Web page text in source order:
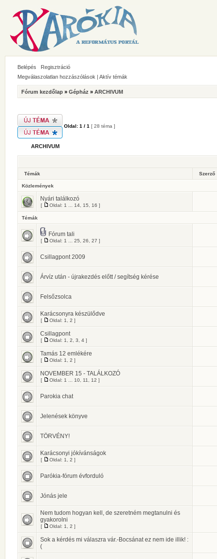
Belépés
Regisztráció
Megválaszolatlan hozzászólások | Aktív témák
Fórum kezdőlap » Gépház » ARCHIVUM
Oldal: 1 / 1 [ 28 téma ]
ARCHIVUM
Témák Szerző
Közlemények
Nyári találkozó
[ Oldal: 1 14 15 16 ]
Témák
Fórum tali
[ Oldal: 1 25 26 27 ]
Csillagpont 2009
Árvíz után - újrakezdés előtt / segítség kérése
Felsőzsolca
Karácsonyra készülődve
[ Oldal: 1 2 ]
Csillagpont
[ Oldal: 1 2 3 4 ]
Tamás 12 emlékére
[ Oldal: 1 2 ]
NOVEMBER 15 - TALÁLKOZÓ
[ Oldal: 1 10 11 12 ]
Parokia chat
Jelenések könyve
TÖRVÉNY!
Karácsonyi jókívánságok
[ Oldal: 1 2 ]
Parókia-fórum évforduló
Jónás jele
Nem tudom hogyan kell, de szeretném megtanulni és
gyakorolni
[ Oldal: 1 2 ]
Sok a kérdés mi válaszra vár.-Bocsánat ez nem ide illik! :
(